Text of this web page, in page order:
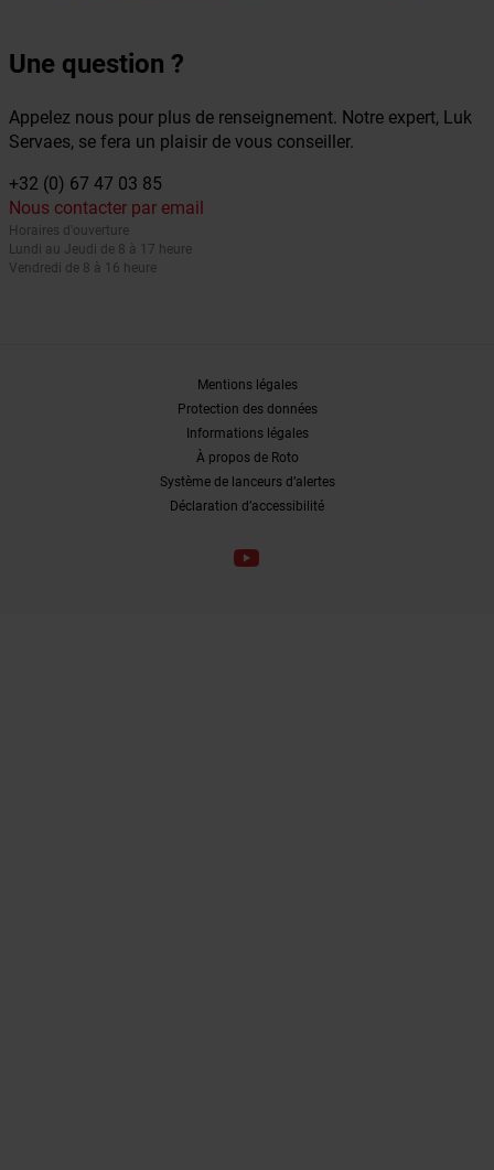
Une question ?
Appelez nous pour plus de renseignement. Notre expert, Luk
Servaes, se fera un plaisir de vous conseiller.
+32 (0) 67 47 03 85
Nous contacter par email
Horaires d'ouverture
Lundi au Jeudi de 8 à 17 heure
Vendredi de 8 à 16 heure
Mentions légales
Protection des données
Informations légales
À propos de Roto
Système de lanceurs d’alertes
Déclaration d’accessibilité